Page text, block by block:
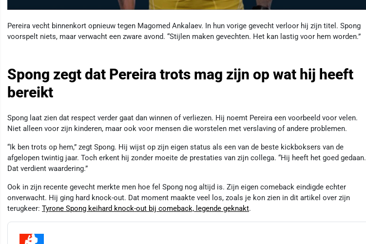
Pereira vecht binnenkort opnieuw tegen Magomed Ankalaev. In hun vorige gevecht verloor hij zijn titel. Spong
voorspelt niets, maar verwacht een zware avond. “Stijlen maken gevechten. Het kan lastig voor hem worden.”
Spong zegt dat Pereira trots mag zijn op wat hij heeft
bereikt
Spong laat zien dat respect verder gaat dan winnen of verliezen. Hij noemt Pereira een voorbeeld voor velen.
Niet alleen voor zijn kinderen, maar ook voor mensen die worstelen met verslaving of andere problemen.
“Ik ben trots op hem,” zegt Spong. Hij wijst op zijn eigen status als een van de beste kickboksers van de
afgelopen twintig jaar. Toch erkent hij zonder moeite de prestaties van zijn collega. “Hij heeft het goed gedaan.
Dat verdient waardering.”
Ook in zijn recente gevecht merkte men hoe fel Spong nog altijd is. Zijn eigen comeback eindigde echter
onverwacht. Hij ging hard knock-out. Dat moment maakte veel los, zoals je kon zien in dit artikel over zijn
terugkeer: Tyrone Spong keihard knock-out bij comeback, legende geknakt.